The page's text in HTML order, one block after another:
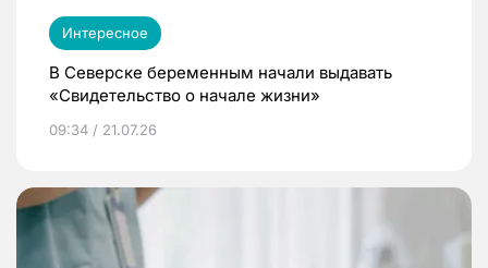
Интересное
В Северске беременным начали выдавать
«Свидетельство о начале жизни»
09:34 / 21.07.26